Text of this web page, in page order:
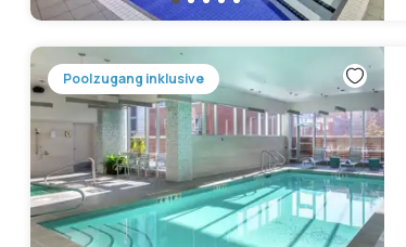
Poolzugang inklusive